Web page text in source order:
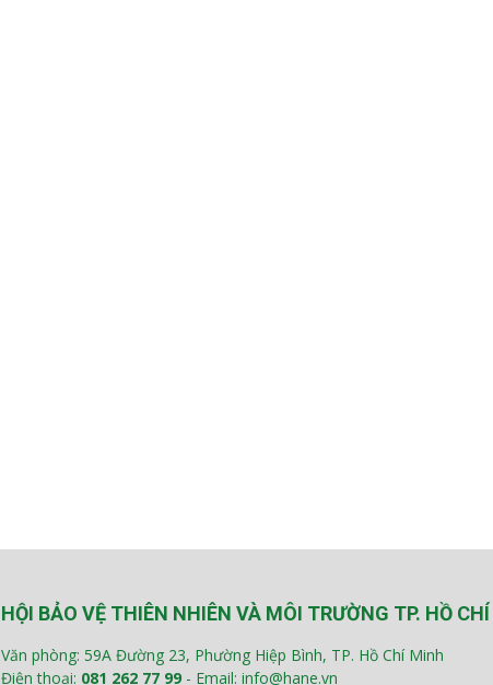
HỘI BẢO VỆ THIÊN NHIÊN VÀ MÔI TRƯỜNG TP. HỒ
Văn phòng: 59A Đường 23, Phường Hiệp Bình, TP. Hồ Chí Minh
Điện thoại: 081 262 77 99 - Email: info@hane.vn